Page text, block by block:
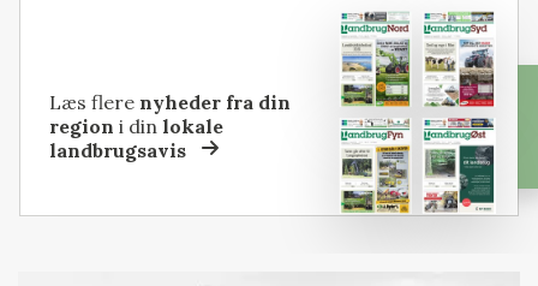
Læs flere nyheder fra din
region i dinlokale
landbrugsavis